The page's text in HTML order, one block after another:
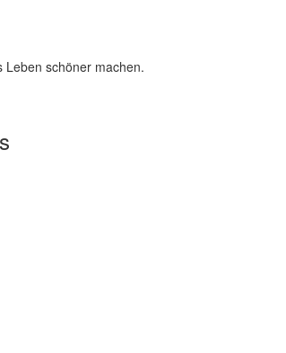
Leben schöner machen.